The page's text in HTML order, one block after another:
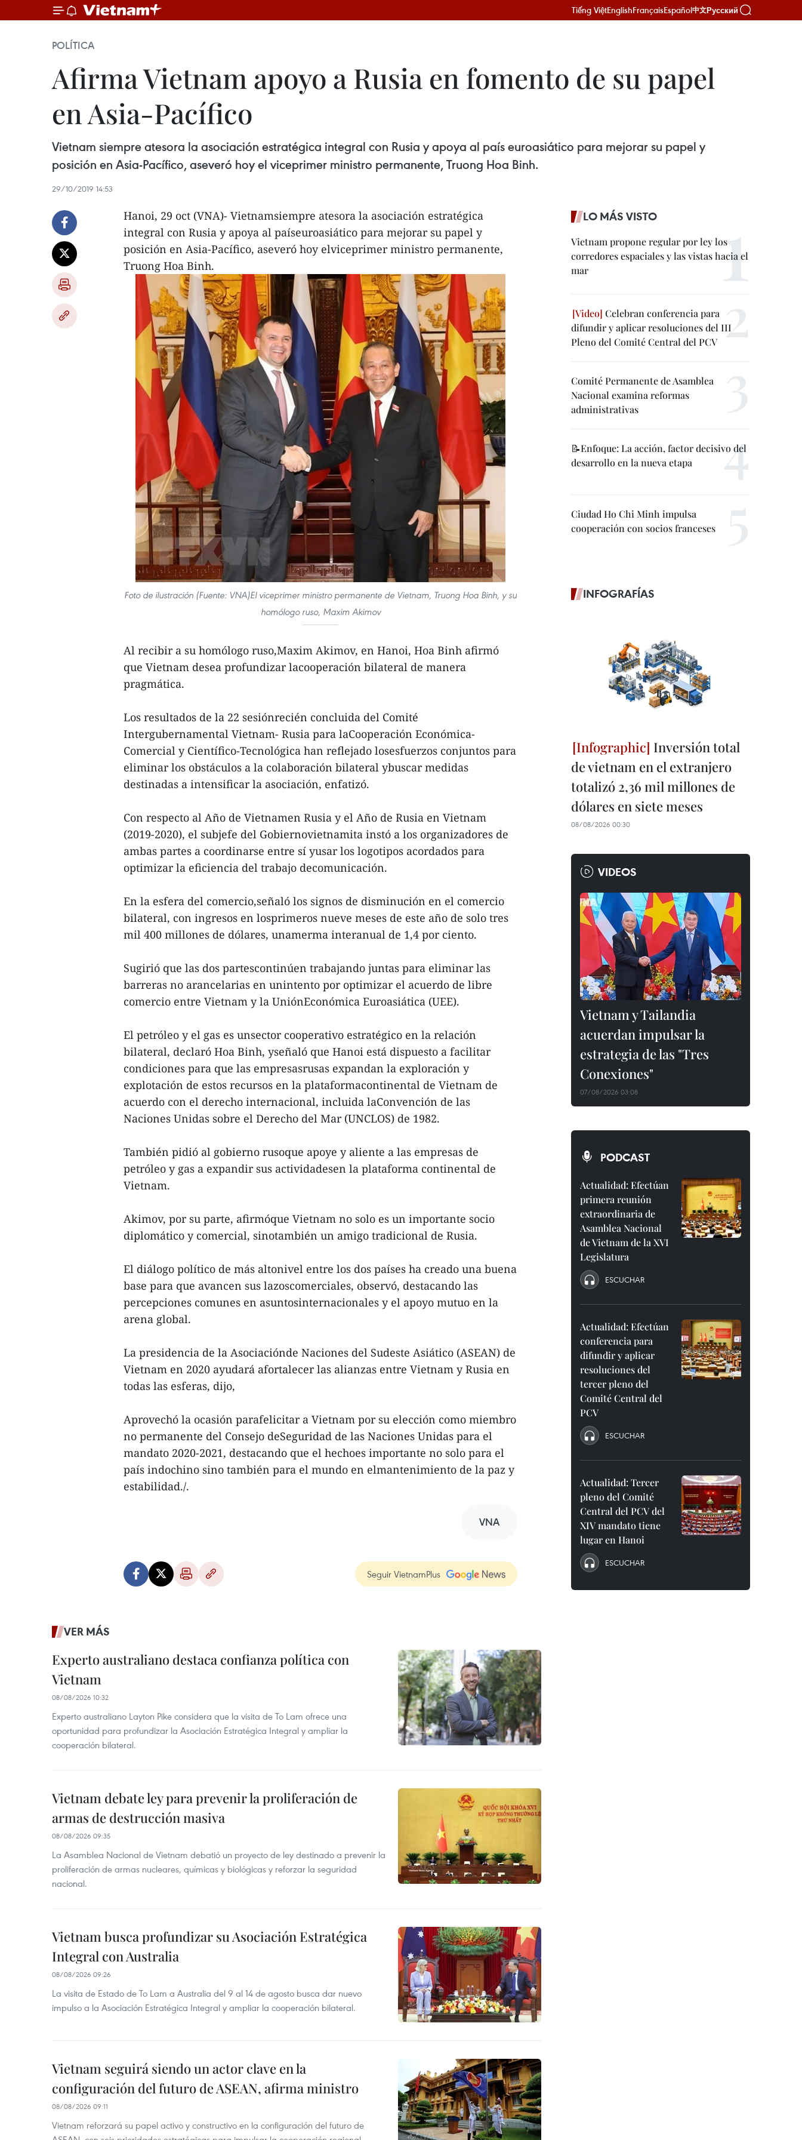
Tiếng ViệtEnglishFrançaisEspañol中文Русский
POLÍTICA
Afirma Vietnam apoyo a Rusia en fomento de su papel
en Asia-Pacífico
Vietnam siempre atesora la asociación estratégica integral con Rusia y apoya al país euroasiático para mejorar su papel y
posición en Asia-Pacífico, aseveró hoy el viceprimer ministro permanente, Truong Hoa Binh.
29/10/2019 14:53
Hanoi, 29 oct (VNA)- Vietnamsiempre atesora la asociación estratégica
integral con Rusia y apoya al paíseuroasiático para mejorar su papel y
posición en Asia-Pacífico, aseveró hoy elviceprimer ministro permanente,
Truong Hoa Binh.
Foto de ilustración (Fuente: VNA)El viceprimer ministro permanente de Vietnam, Truong Hoa Binh, y su
homólogo ruso, Maxim Akimov
Al recibir a su homólogo ruso,Maxim Akimov, en Hanoi, Hoa Binh afirmó
que Vietnam desea profundizar lacooperación bilateral de manera
pragmática.
Los resultados de la 22 sesiónrecién concluida del Comité
Intergubernamental Vietnam- Rusia para laCooperación Económica-
Comercial y Científico-Tecnológica han reflejado losesfuerzos conjuntos para
eliminar los obstáculos a la colaboración bilateral ybuscar medidas
destinadas a intensificar la asociación, enfatizó.
Con respecto al Año de Vietnamen Rusia y el Año de Rusia en Vietnam
(2019-2020), el subjefe del Gobiernovietnamita instó a los organizadores de
ambas partes a coordinarse entre sí yusar los logotipos acordados para
optimizar la eficiencia del trabajo decomunicación.
En la esfera del comercio,señaló los signos de disminución en el comercio
bilateral, con ingresos en losprimeros nueve meses de este año de solo tres
mil 400 millones de dólares, unamerma interanual de 1,4 por ciento.
Sugirió que las dos partescontinúen trabajando juntas para eliminar las
barreras no arancelarias en unintento por optimizar el acuerdo de libre
comercio entre Vietnam y la UniónEconómica Euroasiática (UEE).
El petróleo y el gas es unsector cooperativo estratégico en la relación
bilateral, declaró Hoa Binh, yseñaló que Hanoi está dispuesto a facilitar
condiciones para que las empresasrusas expandan la exploración y
explotación de estos recursos en la plataformacontinental de Vietnam de
acuerdo con el derecho internacional, incluida laConvención de las
Naciones Unidas sobre el Derecho del Mar (UNCLOS) de 1982.
También pidió al gobierno rusoque apoye y aliente a las empresas de
petróleo y gas a expandir sus actividadesen la plataforma continental de
Vietnam.
Akimov, por su parte, afirmóque Vietnam no solo es un importante socio
diplomático y comercial, sinotambién un amigo tradicional de Rusia.
El diálogo político de más altonivel entre los dos países ha creado una buena
base para que avancen sus lazoscomerciales, observó, destacando las
percepciones comunes en asuntosinternacionales y el apoyo mutuo en la
arena global.
La presidencia de la Asociaciónde Naciones del Sudeste Asiático (ASEAN) de
Vietnam en 2020 ayudará afortalecer las alianzas entre Vietnam y Rusia en
todas las esferas, dijo,
Aprovechó la ocasión parafelicitar a Vietnam por su elección como miembro
no permanente del Consejo deSeguridad de las Naciones Unidas para el
mandato 2020-2021, destacando que el hechoes importante no solo para el
país indochino sino también para el mundo en elmantenimiento de la paz y
estabilidad./.
VNA
Seguir VietnamPlus
VER MÁS
Experto australiano destaca confianza política con
Vietnam
08/08/2026 10:32
Experto australiano Layton Pike considera que la visita de To Lam ofrece una
oportunidad para profundizar la Asociación Estratégica Integral y ampliar la
cooperación bilateral.
Vietnam debate ley para prevenir la proliferación de
armas de destrucción masiva
08/08/2026 09:35
La Asamblea Nacional de Vietnam debatió un proyecto de ley destinado a prevenir la
proliferación de armas nucleares, químicas y biológicas y reforzar la seguridad
nacional.
Vietnam busca profundizar su Asociación Estratégica
Integral con Australia
08/08/2026 09:26
La visita de Estado de To Lam a Australia del 9 al 14 de agosto busca dar nuevo
impulso a la Asociación Estratégica Integral y ampliar la cooperación bilateral.
Vietnam seguirá siendo un actor clave en la
configuración del futuro de ASEAN, afirma ministro
08/08/2026 09:11
Vietnam reforzará su papel activo y constructivo en la configuración del futuro de
LO MÁS VISTO
Vietnam propone regular por ley los
corredores espaciales y las vistas hacia el
mar
Celebran conferencia para
difundir y aplicar resoluciones del III
Pleno del Comité Central del PCV
Comité Permanente de Asamblea
Nacional examina reformas
administrativas
📝Enfoque: La acción, factor decisivo del
desarrollo en la nueva etapa
Ciudad Ho Chi Minh impulsa
cooperación con socios franceses
INFOGRAFÍAS
Inversión total
de vietnam en el extranjero
totalizó 2,36 mil millones de
dólares en siete meses
08/08/2026 00:30
VIDEOS
Vietnam y Tailandia
acuerdan impulsar la
estrategia de las "Tres
Conexiones"
07/08/2026 03:08
PODCAST
Actualidad: Efectúan
primera reunión
extraordinaria de
Asamblea Nacional
de Vietnam de la XVI
Legislatura
ESCUCHAR
Actualidad: Efectúan
conferencia para
difundir y aplicar
resoluciones del
tercer pleno del
Comité Central del
PCV
ESCUCHAR
Actualidad: Tercer
pleno del Comité
Central del PCV del
XIV mandato tiene
lugar en Hanoi
ESCUCHAR